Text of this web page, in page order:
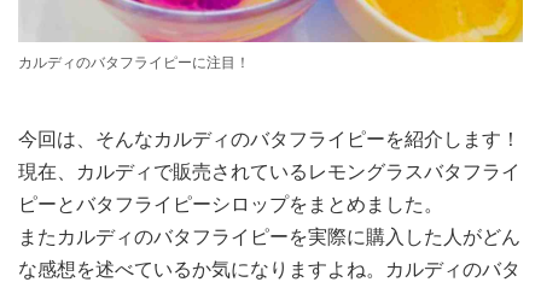
カルディのバタフライピーに注目！
今回は、そんなカルディのバタフライピーを紹介します！
現在、カルディで販売されているレモングラスバタフライ
ピーとバタフライピーシロップをまとめました。
またカルディのバタフライピーを実際に購入した人がどん
な感想を述べているか気になりますよね。カルディのバタ